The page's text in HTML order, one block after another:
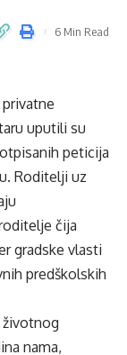
6 Min Read
uputili su
peticija
Roditelji uz
čija
gradske vlasti
predškolskih
životnog
nama,